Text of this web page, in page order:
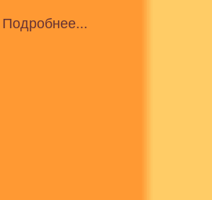
Подробнее...